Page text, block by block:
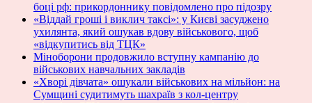
боці рф: прикордоннику повідомлено про підозру
«Віддай гроші і виклич таксі»: у Києві засуджено
ухилянта, який ошукав вдову військового, щоб
«відкупитись від ТЦК»
Міноборони продовжило вступну кампанію до
військових навчальних закладів
«Хворі дівчата» ошукали військових на мільйон: на
Сумщині судитимуть шахраїв з кол-центру